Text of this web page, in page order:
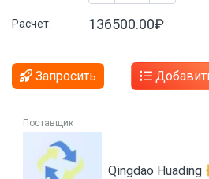
Расчет: 136500.00₽
Запросить
Поставщик
Qingdao Huading